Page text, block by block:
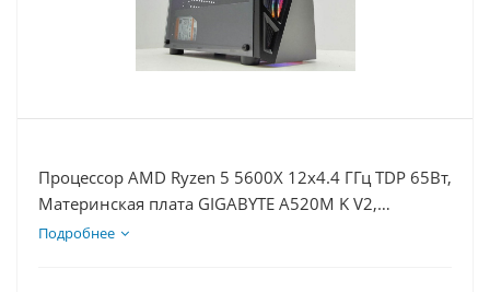
Процессор AMD Ryzen 5 5600X 12x4.4 ГГц TDP 65Вт,
Материнская плата GIGABYTE A520M K V2,
Видеокарта RTX 5060Ti 8Гб, Память DDR4 32Gb,
Подробнее